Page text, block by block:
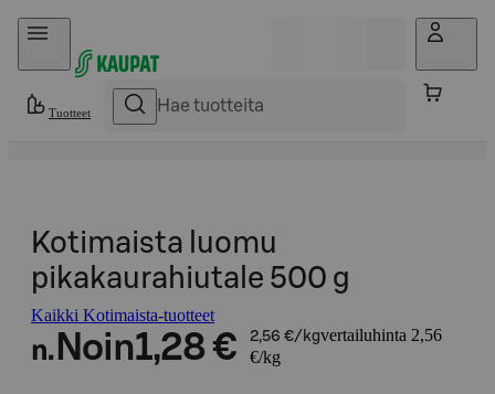
Hyppää sisältöön
Tuotteet
Kotimaista luomu
pikakaurahiutale 500 g
Kaikki Kotimaista-tuotteet
n. Noin1,28 € 2,56 €/kgvertailuhinta 2,56
€/kg